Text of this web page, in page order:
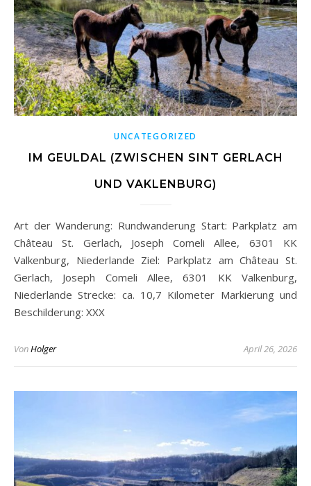
UNCATEGORIZED
IM GEULDAL (ZWISCHEN SINT GERLACH
UND VAKLENBURG)
Art der Wanderung: Rundwanderung Start: Parkplatz am
Château St. Gerlach, Joseph Comeli Allee, 6301 KK
Valkenburg, Niederlande Ziel: Parkplatz am Château St.
Gerlach, Joseph Comeli Allee, 6301 KK Valkenburg,
Niederlande Strecke: ca. 10,7 Kilometer Markierung und
Beschilderung: XXX
VonHolger April 26, 2026